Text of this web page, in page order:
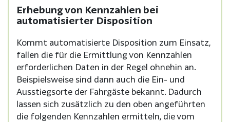
Erhebung von Kennzahlen bei
automatisierter Disposition
Kommt automatisierte Disposition zum Einsatz,
fallen die für die Ermittlung von Kennzahlen
erforderlichen Daten in der Regel ohnehin an.
Beispielsweise sind dann auch die Ein- und
Ausstiegsorte der Fahrgäste bekannt. Dadurch
lassen sich zusätzlich zu den oben angeführten
die folgenden Kennzahlen ermitteln, die vom